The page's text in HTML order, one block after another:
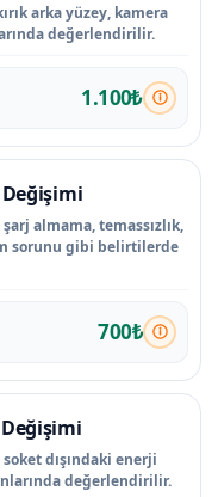
arka yüzey, kamera
değerlendirilir.
1.100₺
almama, temassızlık,
sorunu gibi belirtilerde
700₺
dışındaki enerji
değerlendirilir.